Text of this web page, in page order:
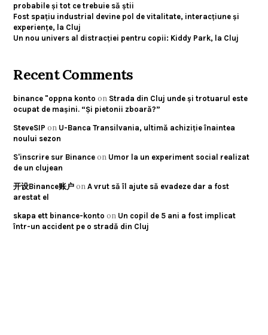
probabile și tot ce trebuie să știi
Fost spațiu industrial devine pol de vitalitate, interacțiune și
experiențe, la Cluj
Un nou univers al distracției pentru copii: Kiddy Park, la Cluj
Recent Comments
binance "oppna konto on Strada din Cluj unde și trotuarul este
ocupat de mașini. “Și pietonii zboară?”
SteveSIP on U-Banca Transilvania, ultimă achiziție înaintea
noului sezon
S'inscrire sur Binance on Umor la un experiment social realizat
de un clujean
开设Binance账户 onA vrut să îl ajute să evadeze dar a fost
arestat el
skapa ett binance-konto on Un copil de 5 ani a fost implicat
într-un accident pe o stradă din Cluj